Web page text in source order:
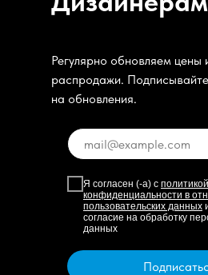
Регулярно обновляем цены
распродажи.
на обновления.
Я согласен (-а) с политикой
конфиденциальности в
пользовательских данных
согласие на обработку
данных